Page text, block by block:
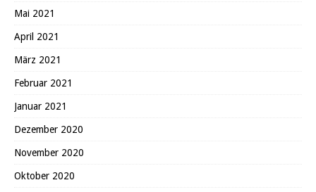
Mai 2021
April 2021
März 2021
Februar 2021
Januar 2021
Dezember 2020
November 2020
Oktober 2020